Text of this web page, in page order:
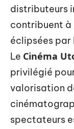
distributeurs
contribuent à
éclipsées par
Le Cinéma
privilégié
valorisation
spectateurs